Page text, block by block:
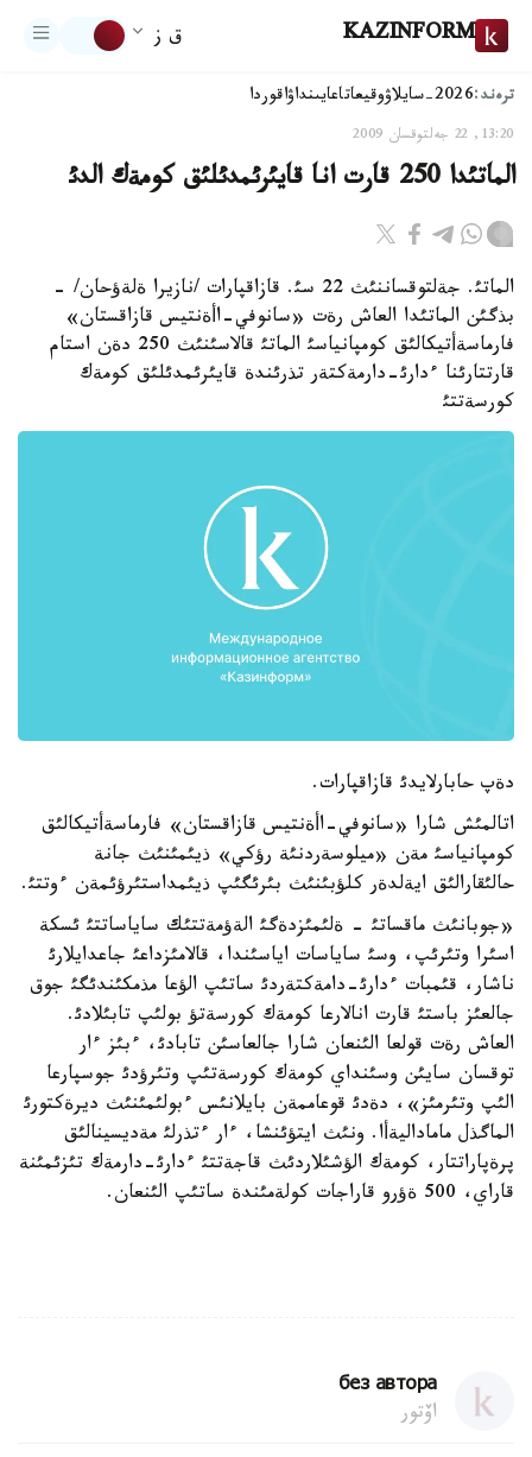
KAZINFORM ق ز
ترەند:2026-سايلاۋ وقيعاتاعايىنداۋاقوردا
13:20, 22 جەلتوقسان 2009
الماتئدا 250 قارت انا قايئرئمدئلئق كومةك الدئ
الماتئ. جةلتوقساننئث 22 سئ. قازاقپارات /نازيرا ةلةؤحان/ -
بذگئن الماتئدا العاش رةت «سانوفي-اأةنتيس قازاقستان»
فارماسةأتيكالئق كومپانياسئ الماتئ قالاسئنئث 250 دةن استام
قارتتارئنا ءدارئ-دارمةكتةر تذرئندة قايئرئمدئلئق كومةك
كورسةتتئ
دةپ حابارلايدئ قازاقپارات.
اتالمئش شارا «سانوفي-اأةنتيس قازاقستان» فارماسةأتيكالئق
كومپانياسئ مةن «ميلوسةردنئة رؤكي» ذيئمئنئث جانة
حالئقارالئق ايةلدةر كلؤبئنئث بئرئگئپ ذيئمداستئرؤئمةن ءوتتئ.
«جوبانئث ماقساتئ - ةلئمئزدةگئ الةؤمةتتئك ساياساتتئ ئسكة
اسئرا وتئرئپ، وسئ ساياسات اياسئندا، قالامئزداعئ جاعدايلارئ
ناشار، قئمبات ءدارئ-دامةكتةردئ ساتئپ الؤعا مذمكئندئگئ جوق
جالعئز باستئ قارت انالارعا كومةك كورسةتؤ بولئپ تابئلادئ.
العاش رةت قولعا الئنعان شارا جالعاسئن تابادئ، ءبئز ءار
توقسان سايئن وسئنداي كومةك كورسةتئپ وتئرؤدئ جوسپارعا
الئپ وتئرمئز»، دةدئ قوعاممةن بايلانئس ءبولئمئنئث ديرةكتورئ
الماگذل ماماداليةأا. ونئث ايتؤئنشا، ءار ءتذرلئ مةديسينالئق
پرةپاراتتار، كومةك الؤشئلاردئث قاجةتتئ ءدارئ-دارمةك تئزئمئنة
قاراي، 500 ةؤرو قاراجات كولةمئندة ساتئپ الئنعان.
без автора
اۆتور